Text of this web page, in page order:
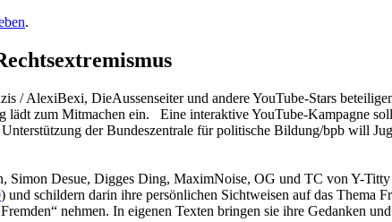
.
/ AlexiBexi, DieAussenseiter und andere YouTube-Stars
lädt zum Mitmachen ein. Eine interaktive YouTube-Kampagne
der Bundeszentrale für politische Bildung/bpb will
Desue, Digges Ding, MaximNoise, OG und TC von Y-
) und schildern darin ihre persönlichen Sichtweisen auf das Thema
nehmen. In eigenen Texten bringen sie ihre Gedanken